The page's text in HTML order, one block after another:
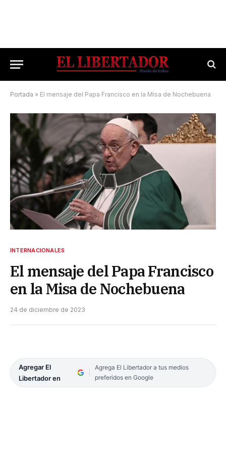
Portada » El mensaje del Papa Francisco en la Misa de Nochebuena
INTERNACIONALES
El mensaje del Papa Francisco
en la Misa de Nochebuena
24 de diciembre de 2023
Agregar El
Libertador en
Agrega El Libertador a tus medios
preferidos en Google